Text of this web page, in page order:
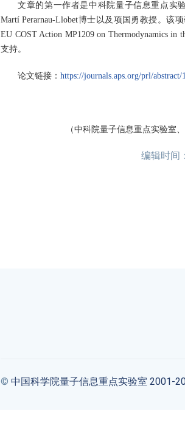
文章的第一作者是中科院量子信息重点实
Martí Perarnau-Llobet博士以及项国勇教授。该
EU COST Action MP1209 on Thermodynamics in
支持。
论文链接： https://journals.aps.org/prl/
（中科院量子信息重点实验室
编辑时间
© 中国科学院量子信息重点实验室 2001-